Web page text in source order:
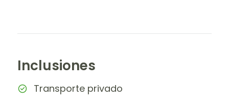
Inclusiones
Transporte privado